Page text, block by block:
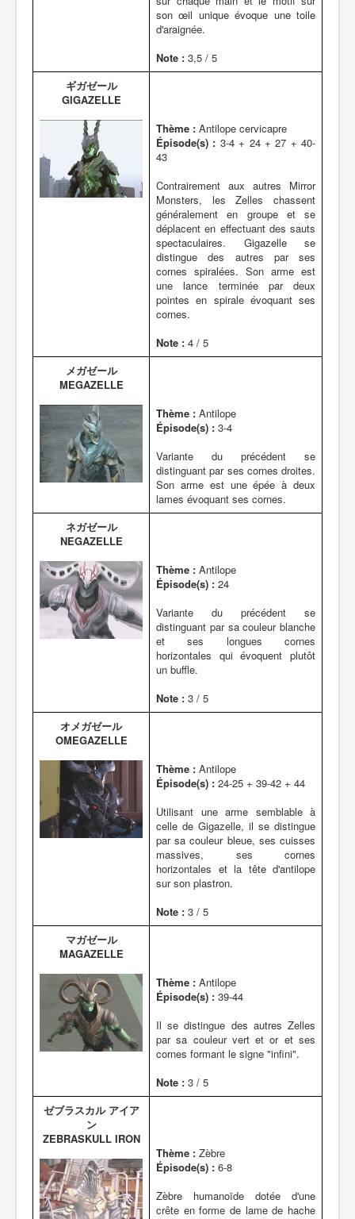
son œil unique évoque une toile
d'araignée.
Note : 3,5 / 5
ギガゼール
GIGAZELLE
Thème : Antilope cervicapre
Épisode(s) : 3-4 + 24 + 27 + 40-
43
Contrairement aux autres Mirror
Monsters, les Zelles chassent
généralement en groupe et se
déplacent en effectuant des sauts
spectaculaires. Gigazelle se
distingue des autres par ses
cornes spiralées. Son arme est
une lance terminée par deux
pointes en spirale évoquant ses
cornes.
Note : 4 / 5
メガゼール
MEGAZELLE
Thème : Antilope
Épisode(s) : 3-4
Variante du précédent se
distinguant par ses cornes droites.
Son arme est une épée à deux
lames évoquant ses cornes.
ネガゼール
NEGAZELLE
Thème : Antilope
Épisode(s) : 24
Variante du précédent se
distinguant par sa couleur blanche
et ses longues cornes
horizontales qui évoquent plutôt
un buffle.
Note : 3 / 5
オメガゼール
OMEGAZELLE
Thème : Antilope
Épisode(s) : 24-25 + 39-42 + 44
Utilisant une arme semblable à
celle de Gigazelle, il se distingue
par sa couleur bleue, ses cuisses
massives, ses cornes
horizontales et la tête d'antilope
sur son plastron.
Note : 3 / 5
マガゼール
MAGAZELLE
Thème : Antilope
Épisode(s) : 39-44
Il se distingue des autres Zelles
par sa couleur vert et or et ses
cornes formant le signe "infini".
Note : 3 / 5
ゼブラスカル アイア
ン
ZEBRASKULL IRON
Thème : Zèbre
Épisode(s) : 6-8
Zèbre humanoïde dotée d'une
crête en forme de lame de hache